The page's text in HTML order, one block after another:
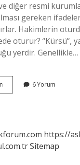
diğer resmi
gereken
Hakimlerin
oturur? “Kürsü”,
yerdir. Genellikle…
Hâkimin
Yanında
6 Yorum
https://
Sitemap